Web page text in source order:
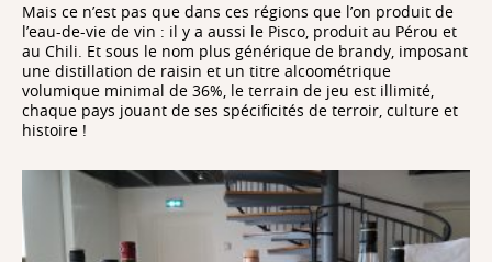
Mais ce n’est pas que dans ces régions que l’on produit de
l’eau-de-vie de vin : il y a aussi le Pisco, produit au Pérou et
au Chili. Et sous le nom plus générique de brandy, imposant
une distillation de raisin et un titre alcoométrique
volumique minimal de 36%, le terrain de jeu est illimité,
chaque pays jouant de ses spécificités de terroir, culture et
histoire !